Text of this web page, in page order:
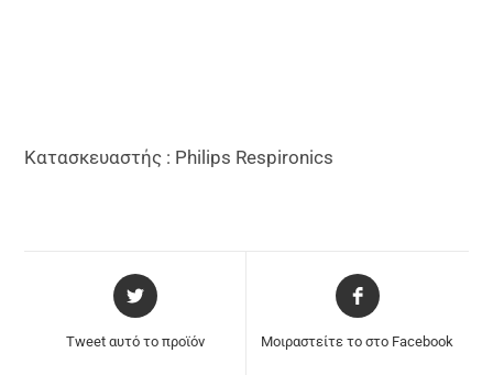
Κατασκευαστής : Philips Respironics
Tweet αυτό το προϊόν Μοιραστείτε το στο Facebook